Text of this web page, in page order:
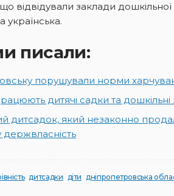
що відвідували заклади
українська.
писали:
порушували норми
дитячі садки та дошкільні
дитсадок, який незаконно
дитсадки діти дніпропетровська